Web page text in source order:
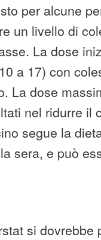
per alcune
un livello di
La dose
a 17) con
La dose
nel ridurre il
segue la
sera, e può
si dovrebbe